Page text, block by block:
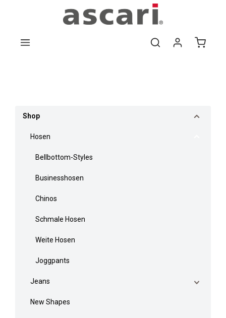
Zum Hauptinhalt springen
Shop
Hosen
Bellbottom-Styles
Businesshosen
Chinos
Schmale Hosen
Weite Hosen
Joggpants
Jeans
New Shapes